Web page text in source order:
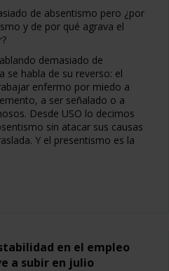
de absentismo pero ¿por
y de por qué agrava el
demasiado de
se habla de su reverso: el
enfermo por miedo a
a ser señalado o a
Desde USO lo decimos
sin atacar sus causas
Y el presentismo es la
en el empleo
a subir en julio